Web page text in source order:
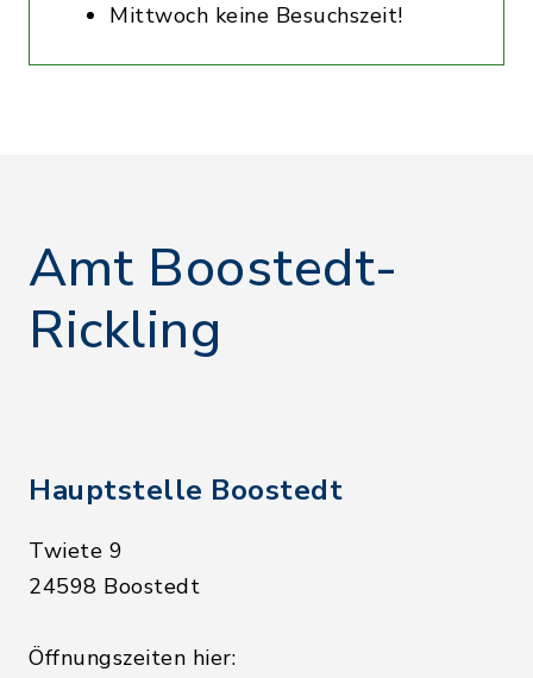
Mittwoch keine Besuchszeit!
Amt Boostedt-
Rickling
Hauptstelle Boostedt
Twiete 9
24598 Boostedt
Öffnungszeiten hier: